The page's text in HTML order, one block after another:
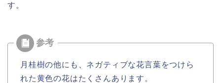
す。
月桂樹の他にも、ネガティブな花言葉をつけら
れた黄色の花はたくさんあります。